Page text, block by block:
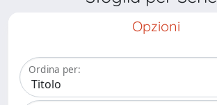
Opzioni
Ordina per: